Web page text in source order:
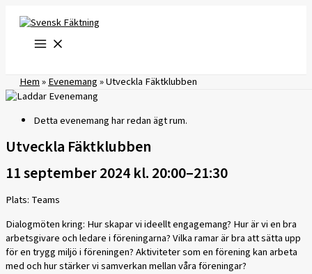
innehåll
Hem»Evenemang»Utveckla Fäktklubben
Detta evenemang har redan ägt rum.
Utveckla Fäktklubben
11 september 2024 kl. 20:00–21:30
Plats: Teams
Dialogmöten kring: Hur skapar vi ideellt engagemang? Hur är vi en bra
arbetsgivare och ledare i föreningarna? Vilka ramar är bra att sätta upp
för en trygg miljö i föreningen? Aktiviteter som en förening kan arbeta
med och hur stärker vi samverkan mellan våra föreningar?